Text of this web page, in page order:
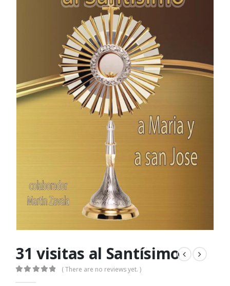
31 visitas al Santísimo
( There are no reviews yet. )